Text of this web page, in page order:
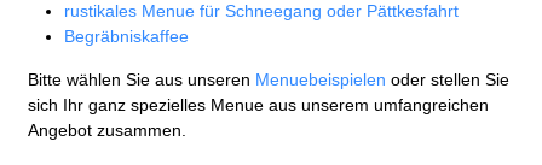
rustikales Menue für Schneegang oder Pättkesfahrt
Begräbniskaffee
Bitte wählen Sie aus unseren Menuebeispielen oder stellen Sie
sich Ihr ganz spezielles Menue aus unserem umfangreichen
Angebot zusammen.